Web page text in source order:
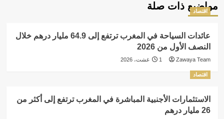
مواضيع ذات صلة
اقتصاد
عائدات السياحة في المغرب ترتفع إلى 64.9 مليار درهم خلال
النصف الأول من 2026
Zawaya Team 1 غشت، 2026
اقتصاد
الاستثمارات الأجنبية المباشرة في المغرب ترتفع إلى أكثر من
26 مليار درهم